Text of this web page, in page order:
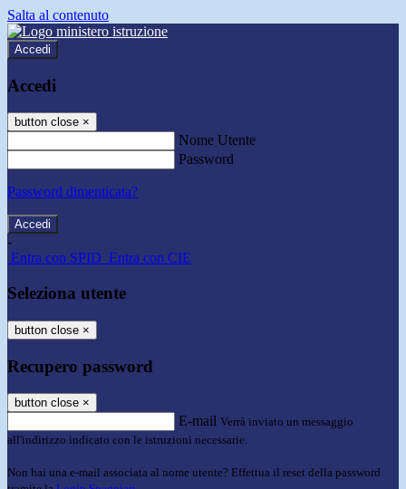
Salta al contenuto
Accedi
Accedi
button close ×
Nome Utente
Password
Password dimenticata?
-
Entra con SPID Entra con CIE
Seleziona utente
button close ×
Recupero password
button close ×
E-mail Verrà inviato un messaggio
all'indirizzo indicato con le istruzioni necessarie.
Non hai una e-mail associata al nome utente? Effettua il reset della password